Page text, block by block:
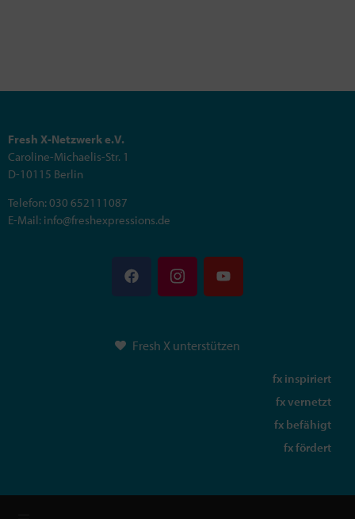
Fresh X-Netzwerk e.V.
Caroline-Michaelis-Str. 1
D-10115 Berlin
Telefon: 030 652111087
E-Mail: info@freshexpressions.de
Fresh X unterstützen
fx inspiriert
fx vernetzt
fx befähigt
fx fördert